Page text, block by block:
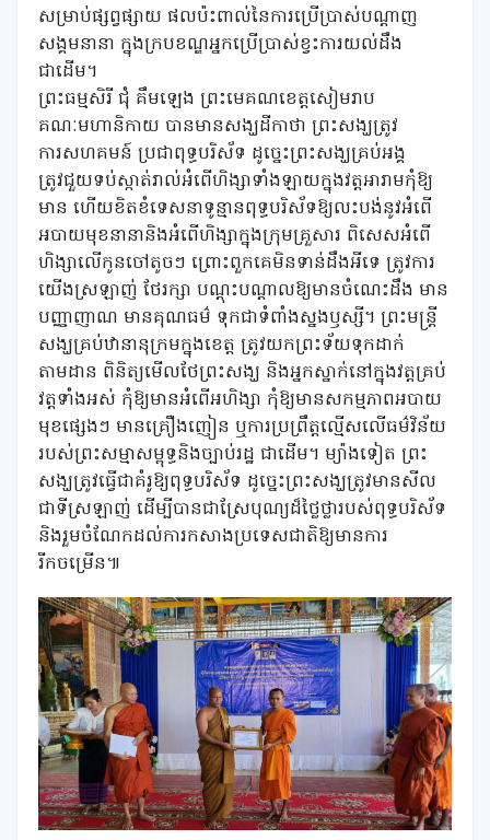
សម្រាប់ផ្សព្វផ្សាយ ផលប៉ះពាល់នៃការប្រើប្រាស់បណ្តាញ
សង្គមនានា ក្នុងក្របខណ្ឌអ្នកប្រើប្រាស់ខ្វះការយល់ដឹង
ជាដើម។
ព្រះធម្មសិរី ជុំ គឹមឡេង ព្រះមេគណខេត្តសៀមរាប
គណៈមហានិកាយ បានមានសង្ឃដីកាថា ព្រះសង្ឃត្រូវ
ការសហគមន៍ ប្រជាពុទ្ធបរិស័ទ ដូច្នេះព្រះសង្ឃគ្រប់អង្គ
ត្រូវជួយទប់ស្កាត់រាល់អំពើហិង្សាទាំងឡាយក្នុងវត្តអារាមកុំឱ្យ
មាន ហើយខិតខំទេសនាទូន្មានពុទ្ធបរិស័ទឱ្យលះបង់នូវអំពើ
អបាយមុខនានានិងអំពើហិង្សាក្នុងក្រុមគ្រួសារ ពិសេសអំពើ
ហិង្សាលើកូនចៅតូចៗ ព្រោះពួកគេមិនទាន់ដឹងអីទេ ត្រូវការ
យើងស្រឡាញ់ ថែរក្សា បណ្តុះបណ្តាលឱ្យមានចំណេះដឹង មាន
បញ្ញាញាណ មានគុណធម៌ ទុកជាទំពាំងស្នងឫស្សី។ ព្រះមន្ត្រី
សង្ឃគ្រប់ឋានានុក្រមក្នុងខេត្ត ត្រូវយកព្រះទ័យទុកដាក់
តាមដាន ពិនិត្យមើលថែព្រះសង្ឃ និងអ្នកស្នាក់នៅក្នុងវត្តគ្រប់
វត្តទាំងអស់ កុំឱ្យមានអំពើអហិង្សា កុំឱ្យមានសកម្មភាពអបាយ
មុខផ្សេងៗ មានគ្រឿងញៀន ឬការប្រព្រឹត្តល្មើសលើធម៌វិន័យ
របស់ព្រះសម្មាសម្ពុទ្ធនិងច្បាប់រដ្ឋ ជាដើម។ ម្យ៉ាងទៀត ព្រះ
សង្ឃត្រូវធ្វើជាគំរូឱ្យពុទ្ធបរិស័ទ ដូច្នេះព្រះសង្ឃត្រូវមានសីល
ជាទីស្រឡាញ់ ដើម្បីបានជាស្រែបុណ្យដ៏ថ្លៃថ្លារបស់ពុទ្ធបរិស័ទ
និងរួមចំណែកដល់ការកសាងប្រទេសជាតិឱ្យមានការ
រីកចម្រើន៕